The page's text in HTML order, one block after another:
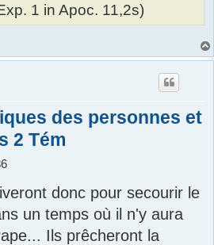
1 in Apoc. 11,2s)
des personnes et
2 Tém
donc pour secourir le
un temps où il n'y aura
Ils prêcheront la